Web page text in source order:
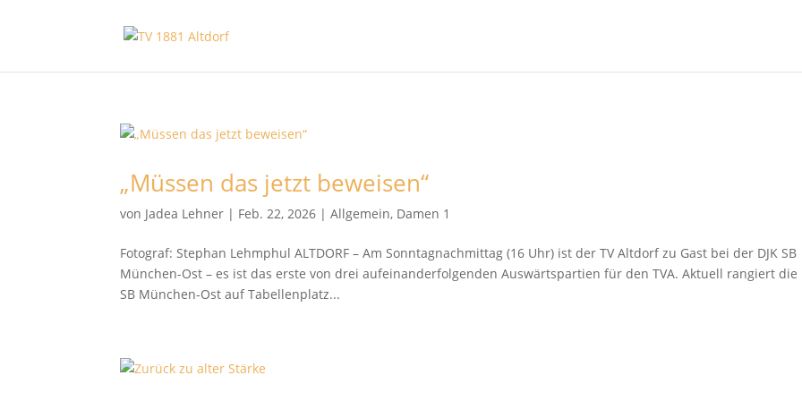
„Müssen das jetzt beweisen“
von Jadea Lehner | Feb. 22, 2026 |Allgemein, Damen 1
Fotograf: Stephan Lehmphul ALTDORF – Am Sonntagnachmittag (16 Uhr) ist der TV Altdorf zu Gast bei der DJK SB
München-Ost – es ist das erste von drei aufeinanderfolgenden Auswärtspartien für den TVA. Aktuell rangiert die
SB München-Ost auf Tabellenplatz...